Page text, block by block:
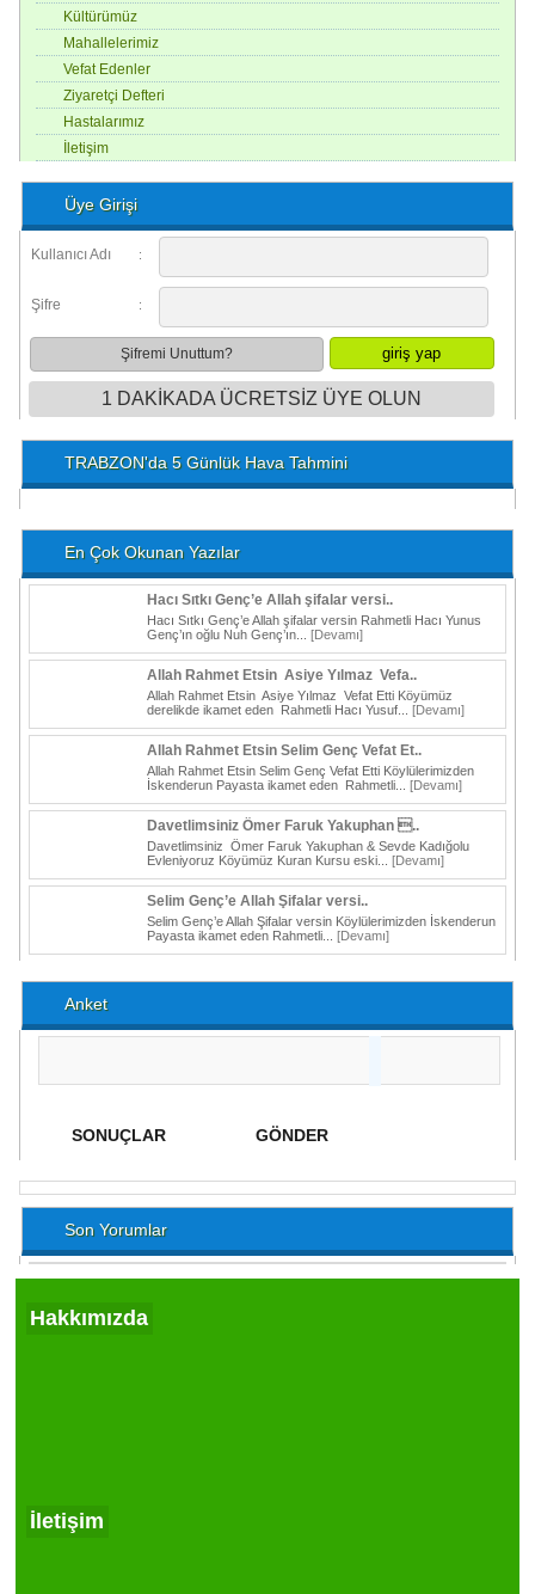
Kültürümüz
Mahallelerimiz
Vefat Edenler
Ziyaretçi Defteri
Hastalarımız
İletişim
Üye Girişi
Kullanıcı Adı :
Şifre :
Şifremi Unuttum?
1 DAKİKADA ÜCRETSİZ ÜYE OLUN
TRABZON'da 5 Günlük Hava Tahmini
En Çok Okunan Yazılar
Hacı Sıtkı Genç’e Allah şifalar versi..
Hacı Sıtkı Genç’e Allah şifalar versin Rahmetli Hacı Yunus
Genç’ın oğlu Nuh Genç’ın...[Devamı]
Allah Rahmet Etsin Asiye Yılmaz Vefa..
Allah Rahmet Etsin Asiye Yılmaz Vefat Etti Köyümüz
derelikde ikamet eden Rahmetli Hacı Yusuf...[Devamı]
Allah Rahmet Etsin Selim Genç Vefat Et..
Allah Rahmet Etsin Selim Genç Vefat Etti Köylülerimizden
İskenderun Payasta ikamet eden Rahmetli...[Devamı]
Davetlimsiniz Ömer Faruk Yakuphan ..
Davetlimsiniz Ömer Faruk Yakuphan & Sevde Kadığolu
Evleniyoruz Köyümüz Kuran Kursu eski...[Devamı]
Selim Genç’e Allah Şifalar versi..
Selim Genç’e Allah Şifalar versin Köylülerimizden İskenderun
Payasta ikamet eden Rahmetli...[Devamı]
Anket
Son Yorumlar
Hakkımızda
İletişim